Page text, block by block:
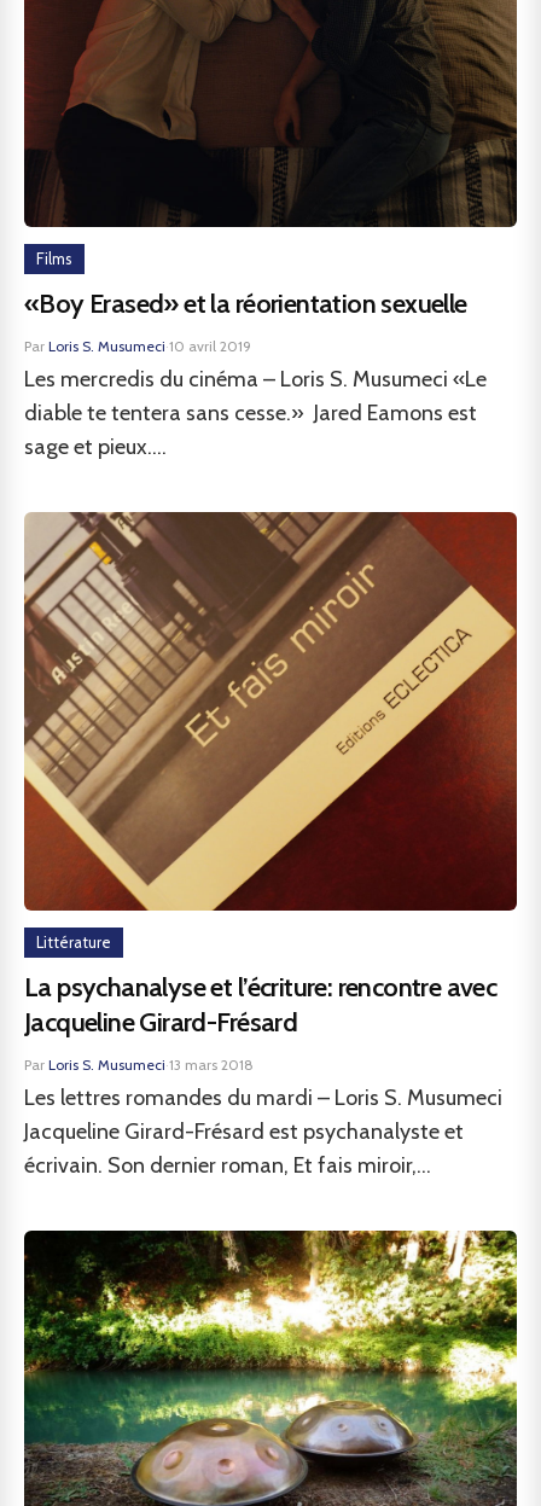
Films
«Boy Erased» et la réorientation sexuelle
Par Loris S. Musumeci·10 avril 2019
Les mercredis du cinéma – Loris S. Musumeci «Le
diable te tentera sans cesse.» Jared Eamons est
sage et pieux....
Littérature
La psychanalyse et l’écriture: rencontre avec
Jacqueline Girard-Frésard
Par Loris S. Musumeci·13 mars 2018
Les lettres romandes du mardi – Loris S. Musumeci
Jacqueline Girard-Frésard est psychanalyste et
écrivain. Son dernier roman, Et fais miroir,...